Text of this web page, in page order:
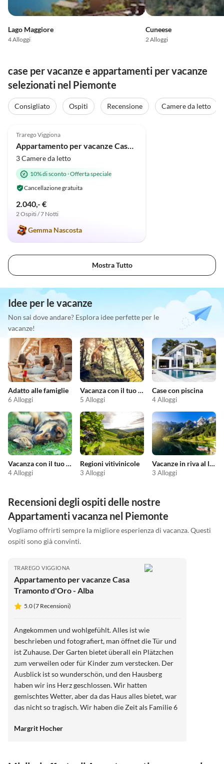
Lago Maggiore
4 Alloggi
Cuneese
2 Alloggi
case per vacanze e appartamenti per vacanze
selezionati nel Piemonte
Consigliato Ospiti Recensione
Camere da letto
Trarego Viggiona
3 Camere da letto
10% di sconto·Offerta speciale
Cancellazione gratuita
2.040,- €
2 Ospiti / 7 Notti
Gemma Nascosta
Mostra Tutto
Idee per le vacanze
Non sai dove andare? Esplora idee perfette per le
vacanze!
Adatto alle famiglie
6 Alloggi
Vacanza con il tuo cane
5 Alloggi
Case con piscina
4 Alloggi
Vacanza con il tuo animale domestico
4 Alloggi
Regioni vitivinicole
3 Alloggi
Vacanze in riva al lago
3 Alloggi
Recensioni degli ospiti delle nostre
Appartamenti vacanza nel Piemonte
Vogliamo offrirti sempre la migliore esperienza di vacanza. Questi
ospiti sono già convinti.
TRAREGO VIGGIONA
Appartamento per vacanze Casa
Tramonto d'Oro - Alba
5.0 (7 Recensioni)
Angekommen und wohlgefühlt. Alles ist wie
beschrieben und fotografiert, man öffnet die Tür und
ist Zuhause. Der Garten bietet überall ein Plätzchen
zum verweilen oder für Kinder zum verstecken. Der
Ausblick ist so wunderschön, und den Hausberg
haben wir ins Herz geschlossen. Wir hatten
gemischtes Wetter, aber da das Haus alles bietet, war
das nicht so tragisch. Wir haben die Zeit als Familie 6
bei Fragen war super und die Informationen und
Margrit Hocher